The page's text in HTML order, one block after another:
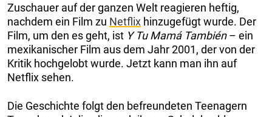
Zuschauer auf der ganzen Welt reagieren heftig,
nachdem ein Film zu Netflix hinzugefügt wurde. Der
Film, um den es geht, ist Y Tu Mamá También– ein
mexikanischer Film aus dem Jahr 2001, der von der
Kritik hochgelobt wurde. Jetzt kann man ihn auf
Netflix sehen.
Die Geschichte folgt den befreundeten Teenagern